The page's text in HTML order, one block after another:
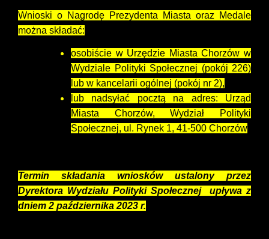
Wnioski o Nagrodę Prezydenta Miasta oraz Medale
można składać:
osobiście w Urzędzie Miasta Chorzów w
Wydziale Polityki Społecznej (pokój 226)
lub w kancelarii ogólnej (pokój nr 2),
lub nadsyłać pocztą na adres: Urząd
Miasta Chorzów, Wydział Polityki
Społecznej, ul. Rynek 1, 41-500 Chorzów
Termin składania wniosków ustalony przez
Dyrektora Wydziału Polityki Społecznej upływa z
dniem 2 października 2023 r.